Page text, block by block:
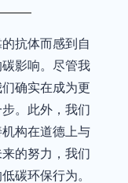
抗体而感到自
影响。尽管我
确实在成为更
。此外，我们
构在道德上与
的努力，我们
碳环保行为。